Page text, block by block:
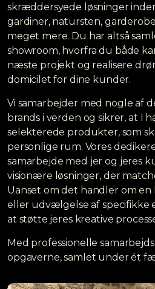
skræddersyede løsninger
gardiner, natursten,
meget mere. Du har altså
showroom, hvorfra du både
næste projekt og realisere
domicilet for dine kunder.
Vi samarbejder med nogle af
brands i verden og sikrer, at I
selekterede produkter, som
personlige rum. Vores
samarbejde med jer og jeres
visionære løsninger, der
Uanset om det handler om
eller udvælgelse af specifikke
at støtte jeres kreative
Med professionelle
opgaverne, samlet under ét